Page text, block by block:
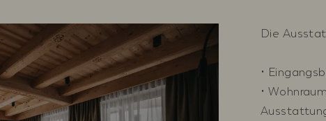
Die
•
•